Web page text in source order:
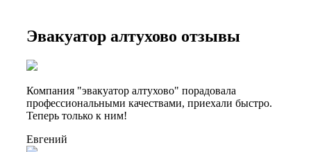
Эвакуатор алтухово отзывы
Компания "эвакуатор алтухово" порадовала
профессиональными качествами, приехали быстро.
Теперь только к ним!
Евгений